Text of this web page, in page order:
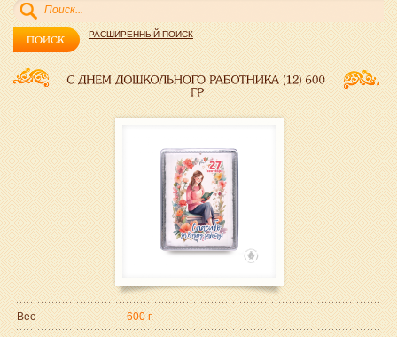
РАСШИРЕННЫЙ ПОИСК
Вес 600 г.